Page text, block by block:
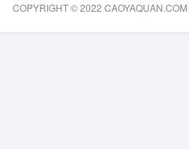
COPYRIGHT © 2022 CAOYAQUAN.COM